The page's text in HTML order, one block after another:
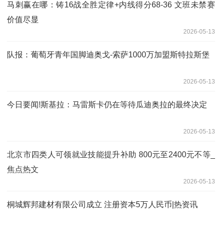
马刺赢在哪：铸16战全胜定律+内线得分68-36 文班未禁赛
价值尽显
2026-05-13
队报：葡萄牙青年国脚迪奥戈-索萨1000万加盟斯特拉斯堡
2026-05-13
今日要闻!斯基拉：马雷斯卡仍在等待瓜迪奥拉的最终决定
2026-05-13
北京市四类人可领就业技能提升补助 800元至2400元不等_
焦点热文
2026-05-13
桐城辉邦建材有限公司成立 注册资本5万人民币|热资讯